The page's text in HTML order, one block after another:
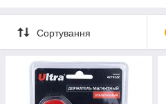
Сортування